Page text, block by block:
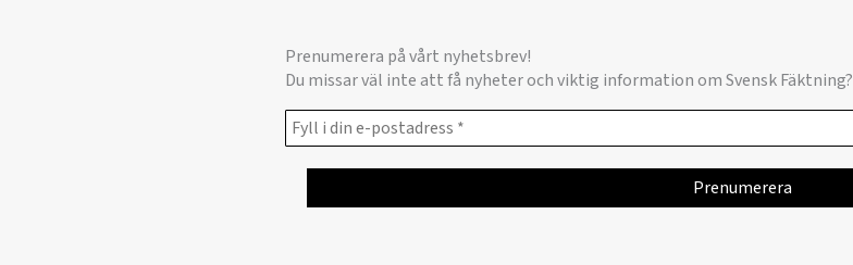
Prenumerera på vårt nyhetsbrev!
Du missar väl inte att få nyheter och viktig information om Svensk Fäktning?